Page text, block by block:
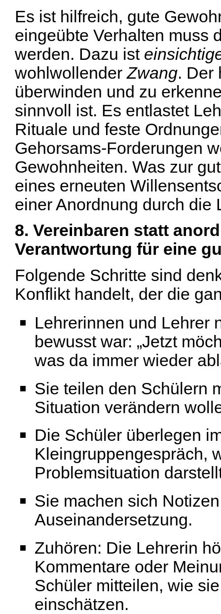
Es ist hilfreich, gute
eingeübte Verhalten muss
werden. Dazu ist
wohlwollenderZwang. Der
überwinden und zu
sinnvoll ist. Es entlastet
Rituale und feste
Gehorsams-Forderungen
Gewohnheiten. Was zur
eines erneuten
einer Anordnung durch die
8. Vereinbaren statt
Verantwortung für eine
Folgende Schritte sind
Konflikt handelt, der die
Lehrerinnen und Lehrer
bewusst war: „Jetzt
was da immer wieder
Sie teilen den Schülern
Situation verändern
Die Schüler überlegen
Kleingruppengespräch,
Problemsituation
Sie machen sich
Auseinandersetzung.
Zuhören: Die Lehrerin
Kommentare oder
Schüler mitteilen, wie
einschätzen.